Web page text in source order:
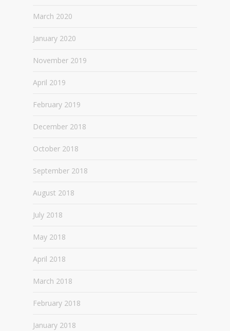
March 2020
January 2020
November 2019
April 2019
February 2019
December 2018
October 2018
September 2018
August 2018
July 2018
May 2018
April 2018
March 2018
February 2018
January 2018